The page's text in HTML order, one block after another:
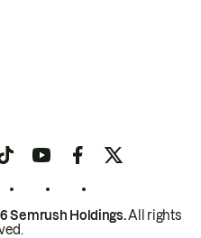
Semrush Holdings.All rights